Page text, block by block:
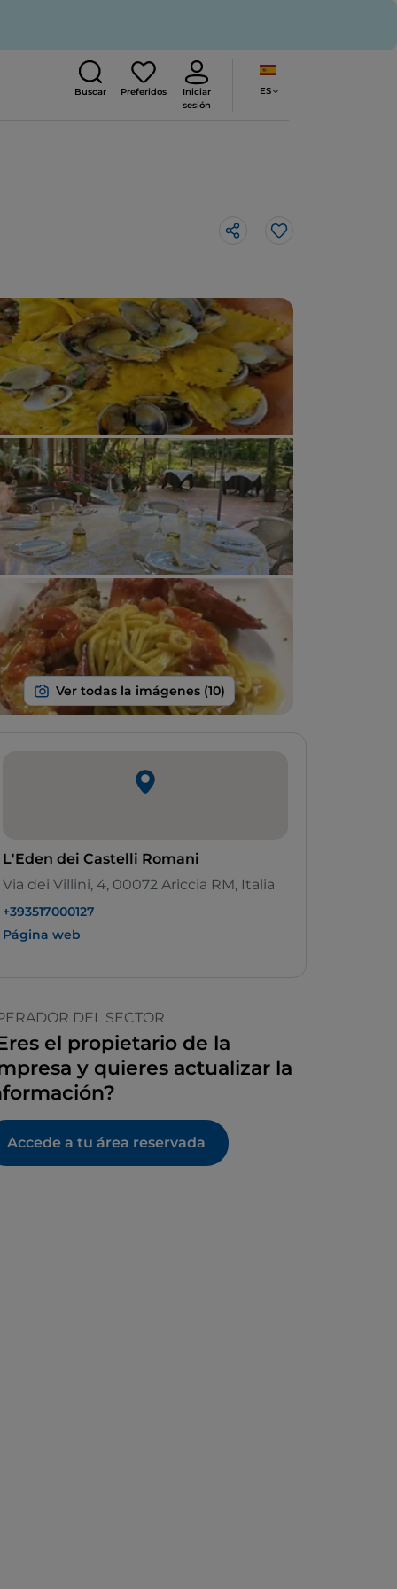
Buscar Preferidos
Iniciar
sesión
ES
Me gusta
L'Eden dei Castelli Romani
Via dei Villini, 4, 00072 Ariccia RM, Italia
+393517000127
Página web
DEL SECTOR
el propietario de la
y quieres actualizar la
Accede a tu área reservada